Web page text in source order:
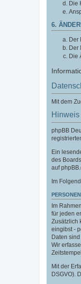
Die
6.
Der
Der
Die
Mit dem
phpBB
Ein
des
auf
Im
Im
für jeden
Zusätzlich
eingibst -
Daten
Wir
Mit der
DSGVO).